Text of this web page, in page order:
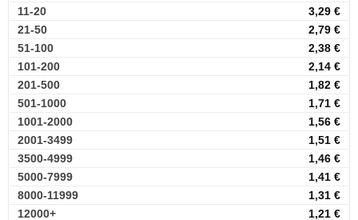
11-20
3,29 €
21-50
2,79 €
51-100
2,38 €
101-200
2,14 €
201-500
1,82 €
501-1000
1,71 €
1001-2000
1,56 €
2001-3499
1,51 €
3500-4999
1,46 €
5000-7999
1,41 €
8000-11999
1,31 €
12000+
1,21 €